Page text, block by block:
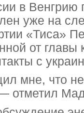
в
уже на
«Тиса»
от
с
мне, что
отметил